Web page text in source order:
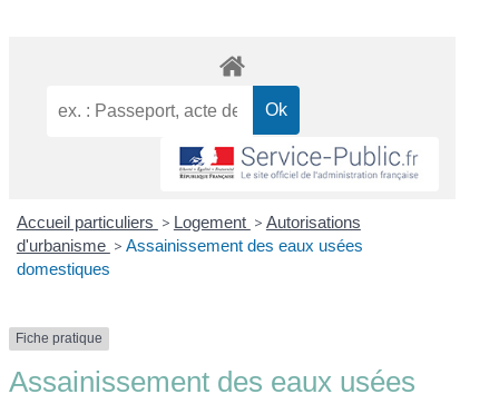
Accueil particuliers > Logement > Autorisations
d'urbanisme > Assainissement des eaux usées
domestiques
Fiche pratique
Assainissement des eaux usées